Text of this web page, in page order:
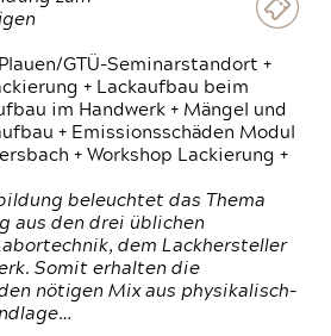
GTÜ-Seminarstandort +
+ Lackaufbau beim
im Handwerk + Mängel und
+ Emissionsschäden Modul
+ Workshop Lackierung +
beleuchtet das Thema
aus den drei üblichen
dem Lackhersteller
Somit erhalten die
nötigen Mix aus physikalisch-